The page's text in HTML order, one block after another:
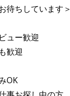
待ちしています＞
ュー歓迎
歓迎
OK